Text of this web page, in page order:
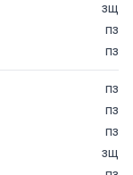
зщ
пз
пз
пз
пз
пз
зщ